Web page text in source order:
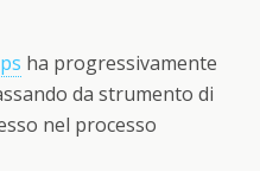
ha progressivamente
da strumento di
nel processo